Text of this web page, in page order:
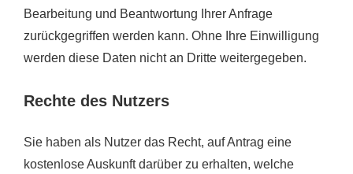
Bearbeitung und Beantwortung Ihrer Anfrage
zurückgegriffen werden kann. Ohne Ihre Einwilligung
werden diese Daten nicht an Dritte weitergegeben.
Rechte des Nutzers
Sie haben als Nutzer das Recht, auf Antrag eine
kostenlose Auskunft darüber zu erhalten, welche